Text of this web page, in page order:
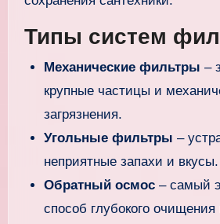
Типы систем
Механические фильтры –
крупные частицы и
загрязнения.
Угольные фильтры –
неприятные запахи и вкусы.
Обратный осмос – самый
способ глубокого